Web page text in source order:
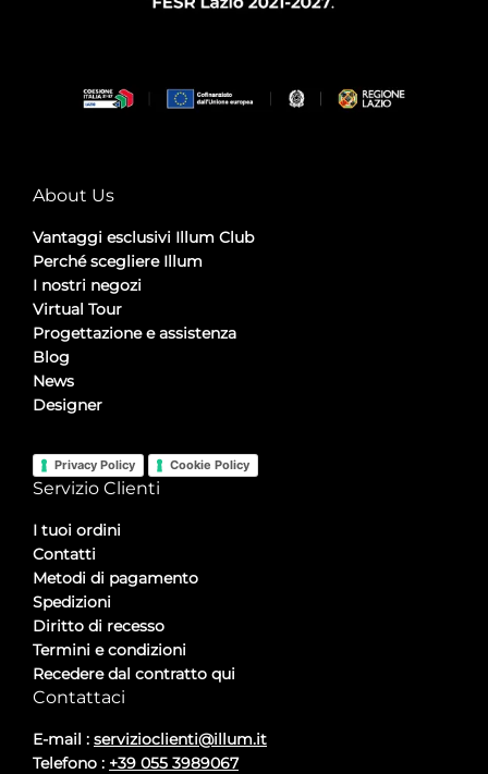
About Us
Vantaggi esclusivi Illum Club
Perché scegliere Illum
I nostri negozi
Virtual Tour
Progettazione e assistenza
Blog
News
Designer
Privacy Policy Cookie Policy
Servizio Clienti
I tuoi ordini
Contatti
Metodi di pagamento
Spedizioni
Diritto di recesso
Termini e condizioni
Recedere dal contratto qui
Contattaci
E-mail : servizioclienti@illum.it
Telefono : +39 055 3989067